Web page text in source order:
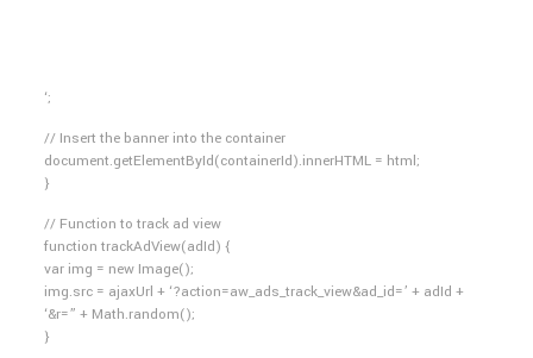
‘;
// Insert the banner into the container
document.getElementById(containerId).innerHTML = html;
}
// Function to track ad view
function trackAdView(adId) {
var img = new Image();
img.src = ajaxUrl + ‘?action=aw_ads_track_view&ad_id=’ + adId +
‘&r=” + Math.random();
}